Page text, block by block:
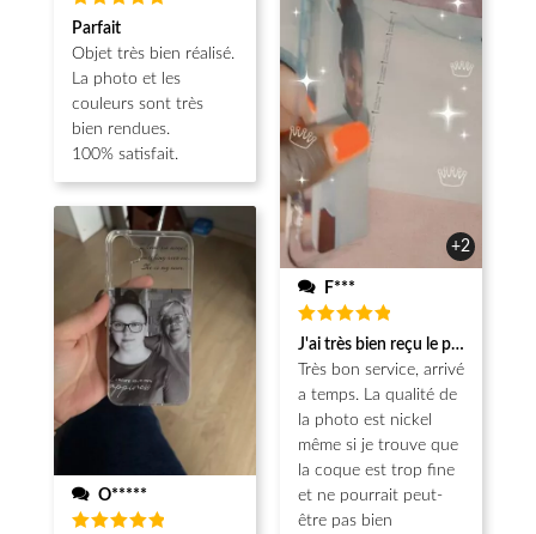
Note5
sur 5
Parfait
Objet très bien réalisé.
La photo et les
couleurs sont très
bien rendues.
100% satisfait.
O*****
+2
F***
Note5
sur 5
J'ai très bien reçu le produit.
Très bon service, arrivé
a temps. La qualité de
la photo est nickel
même si je trouve que
la coque est trop fine
et ne pourrait peut-
être pas bien